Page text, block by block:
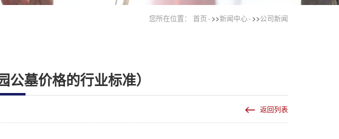
您所在位置： 首页 >>新闻中心 >>公司新闻
墓价格的行业标准）
返回列表